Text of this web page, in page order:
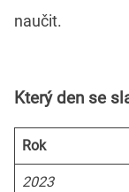
naučit.
Který den se
Rok
2023